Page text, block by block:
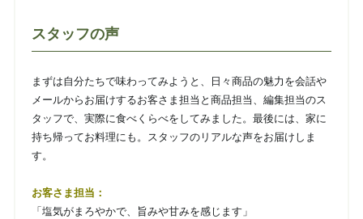
スタッフの声
まずは自分たちで味わってみようと、日々商品の魅力を会話や
メールからお届けするお客さま担当と商品担当、編集担当のス
タッフで、実際に食べくらべをしてみました。最後には、家に
持ち帰ってお料理にも。スタッフのリアルな声をお届けしま
す。
お客さま担当：
「塩気がまろやかで、旨みや甘みを感じます」